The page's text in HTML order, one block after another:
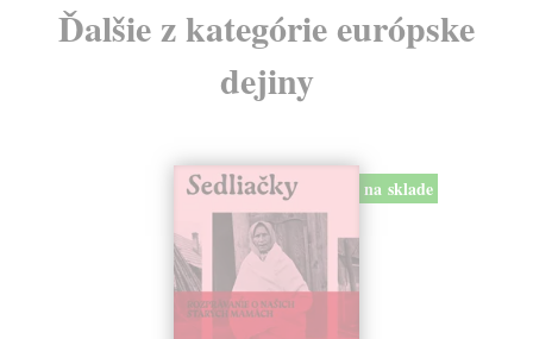
Ďalšie z kategórie európske
dejiny
na sklade